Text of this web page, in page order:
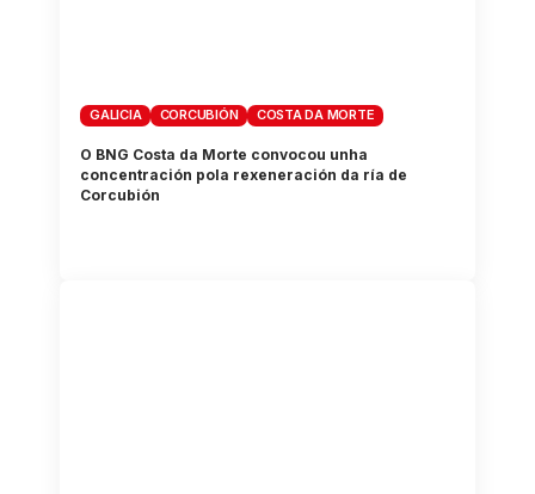
GALICIA CORCUBIÓN COSTA DA MORTE
O BNG Costa da Morte convocou unha
concentración pola rexeneración da ría de
Corcubión